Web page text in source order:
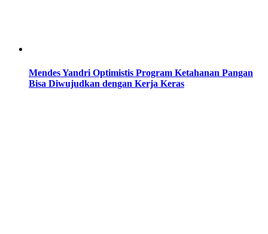
Mendes Yandri Optimistis Program Ketahanan Pangan
Bisa Diwujudkan dengan Kerja Keras